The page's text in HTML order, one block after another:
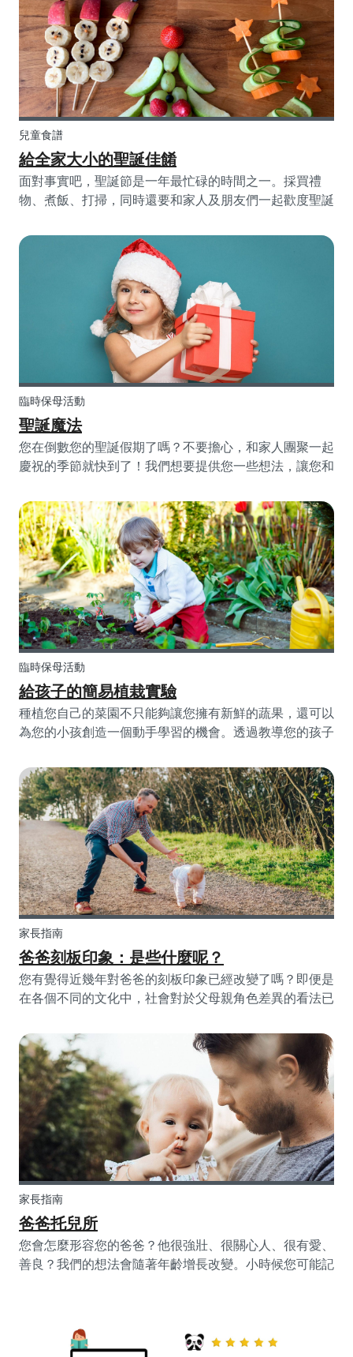
有人能幫助我們了：讓我們向您介紹我們的新成員
Barry，Babysits的吉祥物！
兒童食譜
給全家大小的聖誕佳餚
面對事實吧，聖誕節是一年最忙碌的時間之一。採買禮
物、煮飯、打掃，同時還要和家人及朋友們一起歡度聖誕
的選項好像更加誘人了。但是，身為家長，我們還是想要
做一個好榜樣。在頻繁聚餐的聖誕期間還是可以為我們的
孩子加入一些健康的食譜。
臨時保母活動
聖誕魔法
您在倒數您的聖誕假期了嗎？不要擔心，和家人團聚一起
慶祝的季節就快到了！我們想要提供您一些想法，讓您和
誕節。
臨時保母活動
給孩子的簡易植栽實驗
種植您自己的菜園不只能夠讓您擁有新鮮的蔬果，還可以
為您的小孩創造一個動手學習的機會。透過教導您的孩子
生存。您可以將園藝變成一個每週一次的活動，來打造關
於健康習慣以及永續的課程，同時收成所有好吃的蔬果。
家長指南
爸爸刻板印象：是些什麼呢？
您有覺得近幾年對爸爸的刻板印象已經改變了嗎？即便是
在各個不同的文化中，社會對於父母親角色差異的看法已
被視為平等的搭檔。即便如此，爸爸們仍然相信社會認為
他們不如媽媽重要。
家長指南
爸爸托兒所
您會怎麼形容您的爸爸？他很強壯、很關心人、很有愛、
善良？我們的想法會隨著年齡增長改變。小時候您可能記
「傭人」和「小丑」嗎？近幾年現代父親的角色已經完全